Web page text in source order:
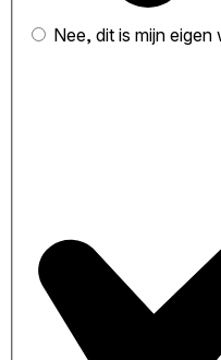
Nee, dit is mijn eigen